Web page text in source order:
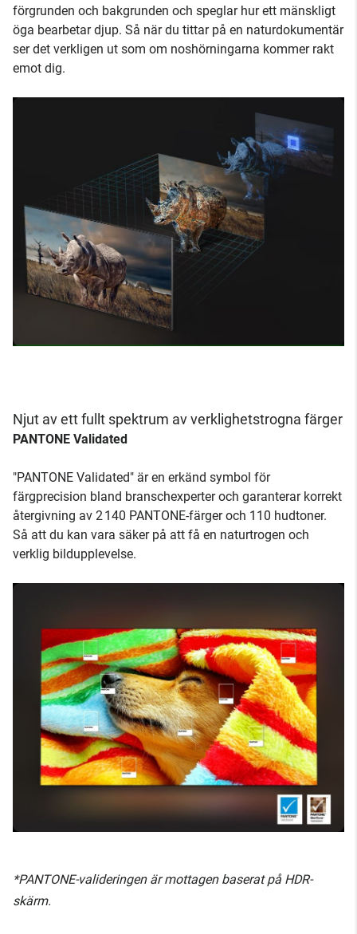
förgrunden och bakgrunden och speglar hur ett mänskligt
öga bearbetar djup. Så när du tittar på en naturdokumentär
ser det verkligen ut som om noshörningarna kommer rakt
emot dig.
Njut av ett fullt spektrum av verklighetstrogna färger
PANTONE Validated
"PANTONE Validated" är en erkänd symbol för
färgprecision bland branschexperter och garanterar korrekt
återgivning av 2 140 PANTONE-färger och 110 hudtoner.
Så att du kan vara säker på att få en naturtrogen och
verklig bildupplevelse.
*PANTONE-valideringen är mottagen baserat på HDR-
skärm.